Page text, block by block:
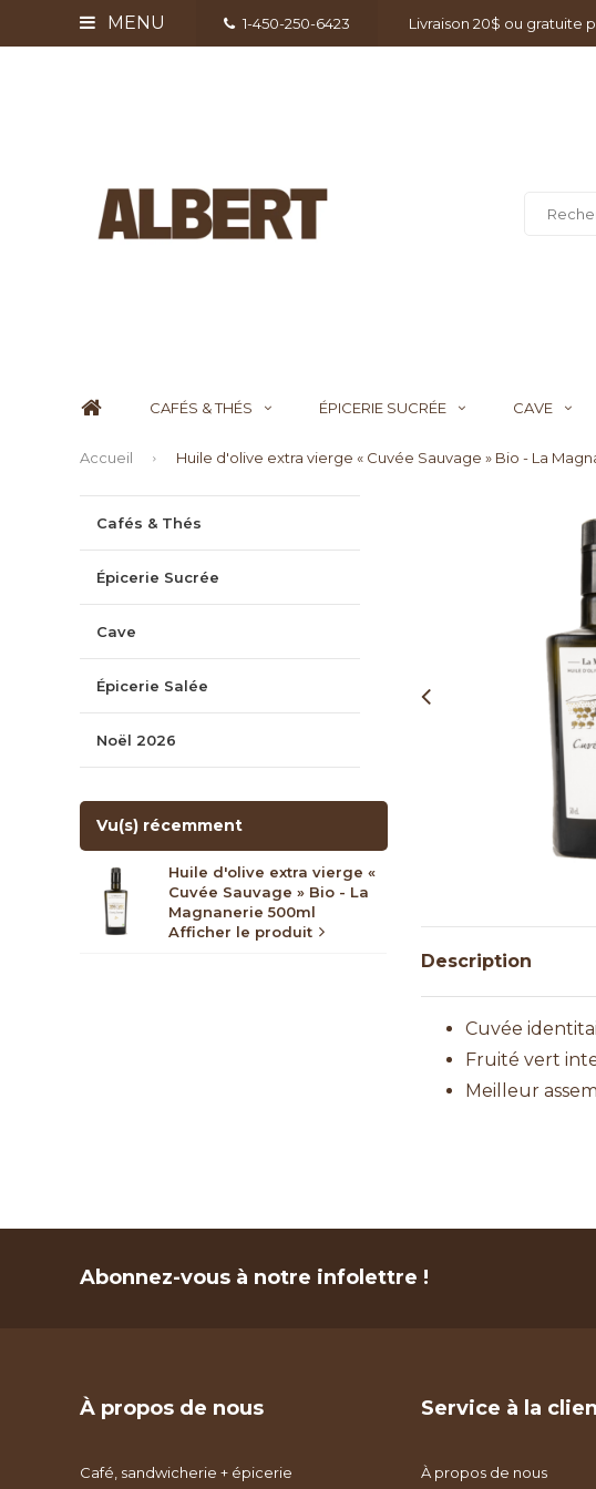
MENU 1-450-250-6423 Livraison 20$ ou gratuite
CAFÉS & THÉS ÉPICERIE SUCRÉE CAVE
Accueil Huile d'olive extra vierge « Cuvée Sauvage » Bio - La
Cafés & Thés
Épicerie Sucrée
Cave
Épicerie Salée
Noël 2026
Vu(s) récemment
Huile d'olive extra vierge «
Cuvée Sauvage » Bio - La
Magnanerie 500ml
Afficher le produit
Description
Cuvée
Fruité vert
Meilleur
Abonnez-vous à notre infolettre !
À propos de nous
Café, sandwicherie + épicerie
Service à la
À propos de nous